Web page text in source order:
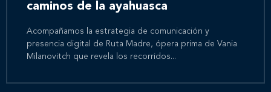
caminos de la ayahuasca
Acompañamos la estrategia de comunicación y
presencia digital de Ruta Madre, ópera prima de Vania
Milanovitch que revela los recorridos...